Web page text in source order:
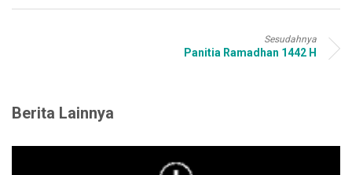
Sesudahnya
Panitia Ramadhan 1442 H
Berita Lainnya